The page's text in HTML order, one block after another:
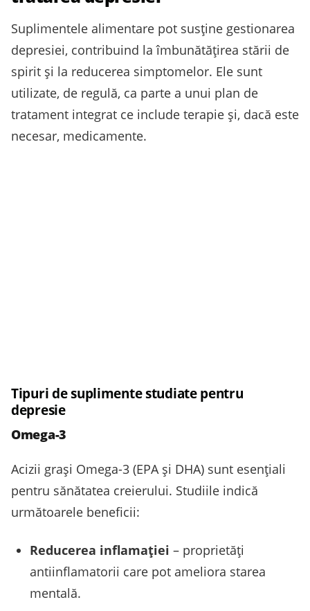
Suplimentele alimentare pot susține gestionarea
depresiei, contribuind la îmbunătățirea stării de
spirit și la reducerea simptomelor. Ele sunt
utilizate, de regulă, ca parte a unui plan de
tratament integrat ce include terapie și, dacă este
necesar, medicamente.
Tipuri de suplimente studiate pentru
depresie
Omega-3
Acizii grași Omega-3 (EPA și DHA) sunt esențiali
pentru sănătatea creierului. Studiile indică
următoarele beneficii:
Reducerea inflamației – proprietăți
antiinflamatorii care pot ameliora starea
mentală.